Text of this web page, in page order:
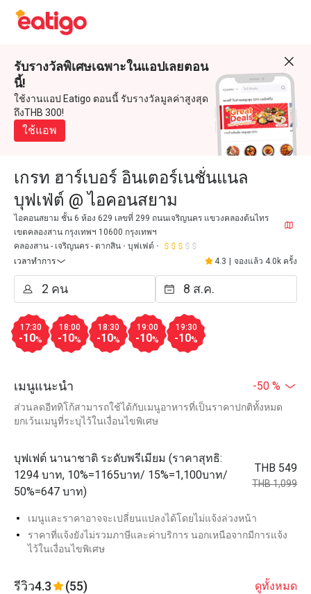
รับรางวัลพิเศษเฉพาะในแอปเลยตอน
นี้!
ใช้งานแอป Eatigo ตอนนี้ รับรางวัลมูลค่าสูงสุด
ถึงTHB 300!
ใช้แอพ
เกรท ฮาร์เบอร์ อินเตอร์เนชั่นแนล
บุฟเฟ่ต์ @ ไอคอนสยาม
ไอคอนสยาม ชั้น 6 ห้อง 629 เลขที่ 299 ถนนเจริญนคร แขวงคลองต้นไทร
เขตคลองสาน กรุงเทพฯ 10600 กรุงเทพฯ
คลองสาน - เจริญนคร - ตากสิน
บุฟเฟต์
เวลาทำการ
4.3 จองแล้ว 4.0k ครั้ง
17:30
-10%
18:00
-10%
18:30
-10%
19:00
-10%
19:30
-10%
เมนูแนะนำ -50 %
ส่วนลดอีททิโก้สามารถใช้ได้กับเมนูอาหารที่เป็นราคาปกติทั้งหมด
ยกเว้นเมนูที่ระบุไว้ในเงื่อนไขพิเศษ
บุฟเฟต์ นานาชาติ ระดับพรีเมียม (ราคาสุทธิ:
1294 บาท, 10%=1165บาท/ 15%=1,100บาท/
50%=647 บาท)
THB 549
THB 1,099
เมนูและราคาอาจจะเปลี่ยนแปลงได้โดยไม่แจ้งล่วงหน้า
ราคาที่แจ้งยังไม่รวมภาษีและค่าบริการ นอกเหนือจากมีการแจ้ง
ไว้ในเงื่อนไขพิเศษ
รีวิว4.3 (55) ดูทั้งหมด